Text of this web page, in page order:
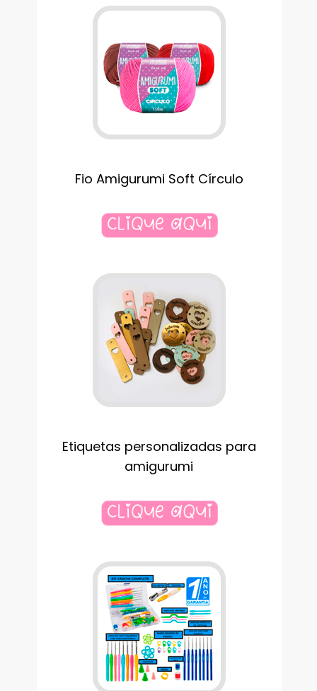
Fio Amigurumi Soft Círculo
Etiquetas personalizadas para
amigurumi